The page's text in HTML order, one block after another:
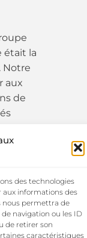
des technologies
aux informations des
nous permettra de
navigation ou les ID
de retirer son
caractéristiques
était la
Notre
aux
de